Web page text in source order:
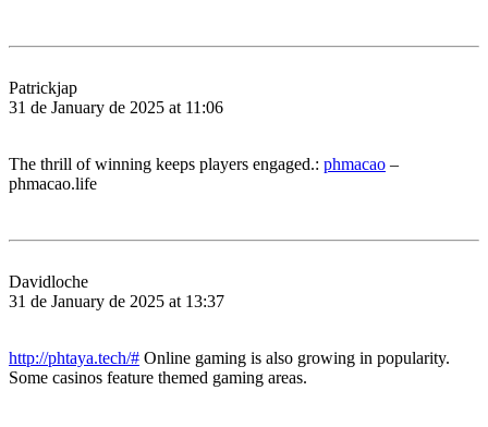
Patrickjap
31 de January de 2025 at 11:06
The thrill of winning keeps players engaged.: phmacao –
phmacao.life
Davidloche
31 de January de 2025 at 13:37
http://phtaya.tech/# Online gaming is also growing in popularity.
Some casinos feature themed gaming areas.